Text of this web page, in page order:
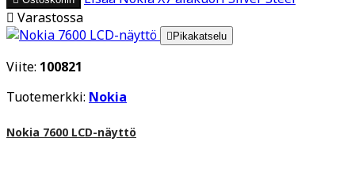
 Varastossa
 Pikakatselu
Viite: 100821
Tuotemerkki: Nokia
Nokia 7600 LCD-näyttö